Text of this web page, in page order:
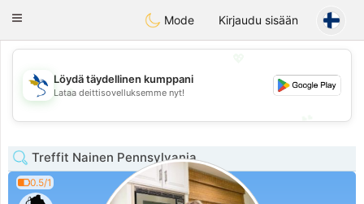
SvenskaDating
Toggle
Mode Kirjaudu sisään
💖
💕
Löydä täydellinen kumppani
Lataa deittisovelluksemme nyt!
Treffit Nainen Pennsylvania
0.5/1